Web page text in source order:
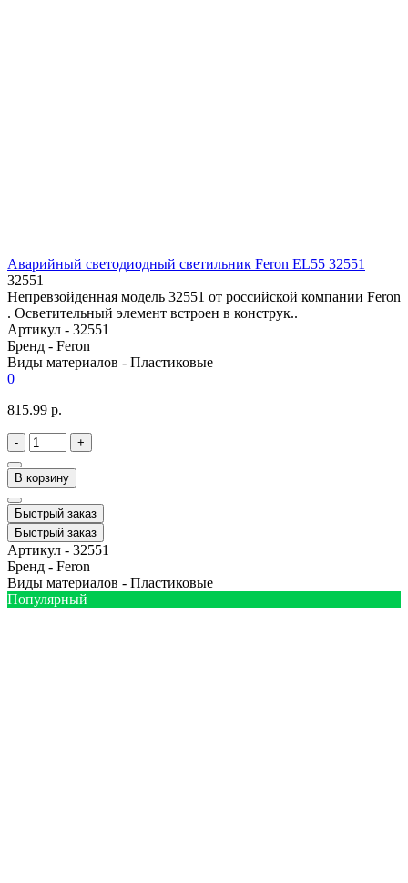
Аварийный светодиодный светильник Feron EL55 32551
32551
Непревзойденная модель 32551 от российской компании Feron
. Осветительный элемент встроен в конструк..
Артикул - 32551
Бренд - Feron
Виды материалов - Пластиковые
0
815.99 р.
- +
В корзину
Быстрый заказ
Быстрый заказ
Артикул - 32551
Бренд - Feron
Виды материалов - Пластиковые
Популярный